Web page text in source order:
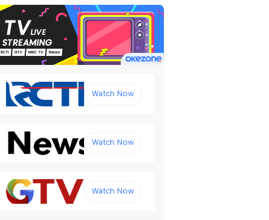
Watch Now
Watch Now
Watch Now